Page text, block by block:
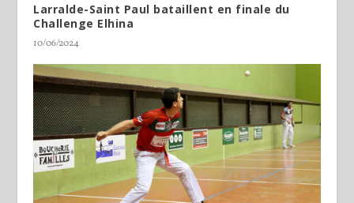
Larralde-Saint Paul bataillent en finale du
Challenge Elhina
10/06/2024